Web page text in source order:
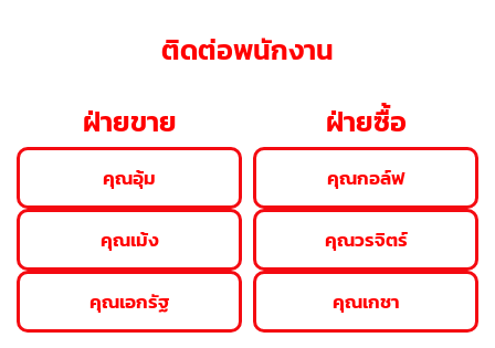
ติดต่อพนักงาน
ฝ่ายขาย
คุณอุ้ม
คุณเม้ง
คุณเอกรัฐ
ฝ่ายซื้อ
คุณกอล์ฟ
คุณวรจิตร์
คุณเกชา